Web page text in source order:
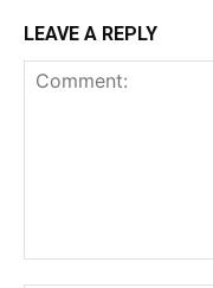
LEAVE A REPLY